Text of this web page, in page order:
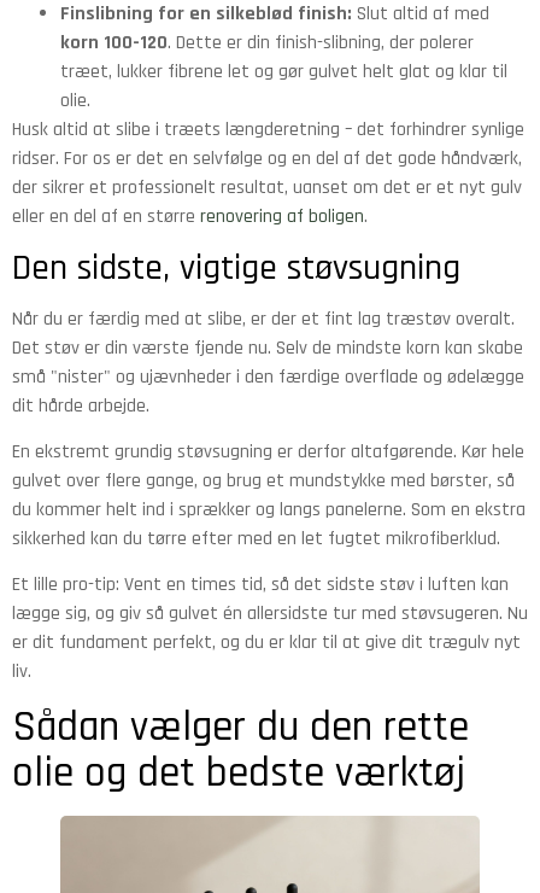
Finslibning for en silkeblød finish: Slut altid af med
korn 100-120. Dette er din finish-slibning, der polerer
træet, lukker fibrene let og gør gulvet helt glat og klar til
olie.
Husk altid at slibe i træets længderetning – det forhindrer synlige
ridser. For os er det en selvfølge og en del af det gode håndværk,
der sikrer et professionelt resultat, uanset om det er et nyt gulv
eller en del af en større renovering af boligen.
Den sidste, vigtige støvsugning
Når du er færdig med at slibe, er der et fint lag træstøv overalt.
Det støv er din værste fjende nu. Selv de mindste korn kan skabe
små "nister" og ujævnheder i den færdige overflade og ødelægge
dit hårde arbejde.
En ekstremt grundig støvsugning er derfor altafgørende. Kør hele
gulvet over flere gange, og brug et mundstykke med børster, så
du kommer helt ind i sprækker og langs panelerne. Som en ekstra
sikkerhed kan du tørre efter med en let fugtet mikrofiberklud.
Et lille pro-tip: Vent en times tid, så det sidste støv i luften kan
lægge sig, og giv så gulvet én allersidste tur med støvsugeren. Nu
er dit fundament perfekt, og du er klar til at give dit trægulv nyt
liv.
Sådan vælger du den rette
olie og det bedste værktøj